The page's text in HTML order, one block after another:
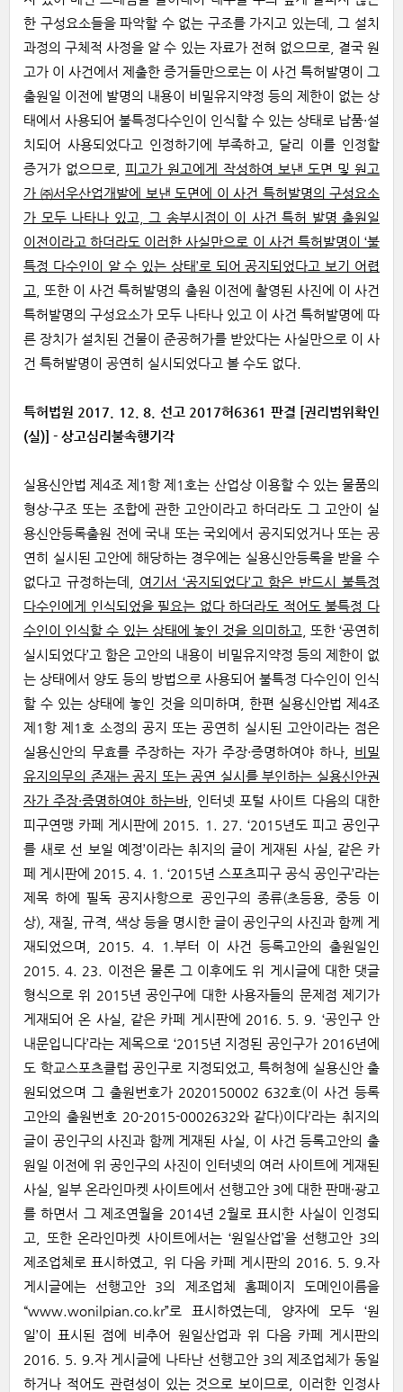
한 구성요소들을 파악할 수 없는 구조를 가지고 있는데, 그 설치
과정의 구체적 사정을 알 수 있는 자료가 전혀 없으므로, 결국 원
고가 이 사건에서 제출한 증거들만으로는 이 사건 특허발명이 그
출원일 이전에 발명의 내용이 비밀유지약정 등의 제한이 없는 상
태에서 사용되어 불특정다수인이 인식할 수 있는 상태로 납품·설
치되어 사용되었다고 인정하기에 부족하고, 달리 이를 인정할
증거가 없으므로,피고가 원고에게 작성하여 보낸 도면 및 원고
가 ㈜서우산업개발에 보낸 도면에 이 사건 특허발명의 구성요소
가 모두 나타나 있고, 그 송부시점이 이 사건 특허 발명 출원일
이전이라고 하더라도 이러한 사실만으로 이 사건 특허발명이 ‘불
특정 다수인이 알 수 있는 상태’로 되어 공지되었다고 보기 어렵
고
, 또한 이 사건 특허발명의 출원 이전에 촬영된 사진에 이 사건
특허발명의 구성요소가 모두 나타나 있고 이 사건 특허발명에 따
른 장치가 설치된 건물이 준공허가를 받았다는 사실만으로 이 사
건 특허발명이 공연히 실시되었다고 볼 수도 없다.
특허법원 2017. 12. 8. 선고 2017허6361 판결 [권리범위확인
(실)] - 상고심리불속행기각
실용신안법 제4조 제1항 제1호는 산업상 이용할 수 있는 물품의
형상·구조 또는 조합에 관한 고안이라고 하더라도 그 고안이 실
용신안등록출원 전에 국내 또는 국외에서 공지되었거나 또는 공
연히 실시된 고안에 해당하는 경우에는 실용신안등록을 받을 수
없다고 규정하는데, 여기서 ‘공지되었다’고 함은 반드시 불특정
다수인에게 인식되었을 필요는 없다 하더라도 적어도 불특정 다
수인이 인식할 수 있는 상태에 놓인 것을 의미하고 , 또한 ‘공연히
실시되었다’고 함은 고안의 내용이 비밀유지약정 등의 제한이 없
는 상태에서 양도 등의 방법으로 사용되어 불특정 다수인이 인식
할 수 있는 상태에 놓인 것을 의미하며, 한편 실용신안법 제4조
제1항 제1호 소정의 공지 또는 공연히 실시된 고안이라는 점은
실용신안의 무효를 주장하는 자가 주장·증명하여야 하나, 비밀
유지의무의 존재는 공지 또는 공연 실시를 부인하는 실용신안권
자가 주장·증명하여야 하는바, 인터넷 포털 사이트 다음의 대한
피구연맹 카페 게시판에 2015. 1. 27. ‘2015년도 피고 공인구
를 새로 선 보일 예정’이라는 취지의 글이 게재된 사실, 같은 카
페 게시판에 2015. 4. 1. ‘2015년 스포츠피구 공식 공인구’라는
제목 하에 필독 공지사항으로 공인구의 종류(초등용, 중등 이
상), 재질, 규격, 색상 등을 명시한 글이 공인구의 사진과 함께 게
재되었으며, 2015. 4. 1.부터 이 사건 등록고안의 출원일인
2015. 4. 23. 이전은 물론 그 이후에도 위 게시글에 대한 댓글
형식으로 위 2015년 공인구에 대한 사용자들의 문제점 제기가
게재되어 온 사실, 같은 카페 게시판에 2016. 5. 9. ‘공인구 안
내문입니다’라는 제목으로 ‘2015년 지정된 공인구가 2016년에
도 학교스포츠클럽 공인구로 지정되었고, 특허청에 실용신안 출
원되었으며 그 출원번호가 2020150002 632호(이 사건 등록
고안의 출원번호 20-2015-0002632와 같다)이다’라는 취지의
글이 공인구의 사진과 함께 게재된 사실, 이 사건 등록고안의 출
원일 이전에 위 공인구의 사진이 인터넷의 여러 사이트에 게재된
사실, 일부 온라인마켓 사이트에서 선행고안 3에 대한 판매·광고
를 하면서 그 제조연월을 2014년 2월로 표시한 사실이 인정되
고, 또한 온라인마켓 사이트에서는 ‘원일산업’을 선행고안 3의
제조업체로 표시하였고, 위 다음 카페 게시판의 2016. 5. 9.자
게시글에는 선행고안 3의 제조업체 홈페이지 도메인이름을
“www.wonilpian.co.kr”로 표시하였는데, 양자에 모두 ‘원
일’이 표시된 점에 비추어 원일산업과 위 다음 카페 게시판의
2016. 5. 9.자 게시글에 나타난 선행고안 3의 제조업체가 동일
하거나 적어도 관련성이 있는 것으로 보이므로, 이러한 인정사